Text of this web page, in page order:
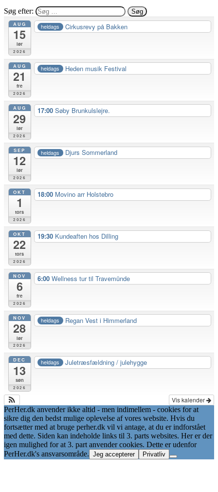
Søg efter:
AUG
15
lør
2026
heldags Cirkusrevy på Bakken
AUG
21
fre
2026
heldags Heden musik Festival
AUG
29
lør
2026
17:00 Søby Brunkulslejre.
SEP
12
lør
2026
heldags Djurs Sommerland
OKT
1
tors
2026
18:00 Movino arr Holstebro
OKT
22
tors
2026
19:30 Kundeaften hos Dilling
NOV
6
fre
2026
6:00 Wellness tur til Travemūnde
NOV
28
lør
2026
heldags Regan Vest i Himmerland
DEC
13
søn
2026
heldags Juletræsfældning / julehygge
Vis kalender
PerHer.dk anvender ikke altid - men indimellem - cookies for at
sikre dig den bedst mulige oplevelse af vores website. Hvis du
fortsætter med at bruge perher.dk vil vi antage, at du er indforstået
med dette. Siden kan indeholde links til 3. parts websites. Her er der
igen mulighed for at 3. part anvender cookies. Dette er udenfor
PerHer.dk's ansvarsområde. Jeg accepterer Privatliv